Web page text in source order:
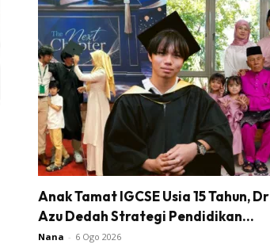
Anak Tamat IGCSE Usia 15 Tahun, Dr
Azu Dedah Strategi Pendidikan...
Nana - 6 Ogo 2026